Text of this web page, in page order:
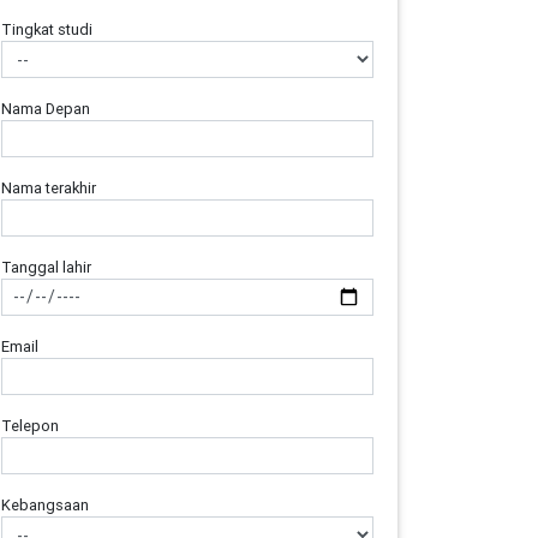
Tingkat studi
Nama Depan
Nama terakhir
Tanggal lahir
Email
Telepon
Kebangsaan